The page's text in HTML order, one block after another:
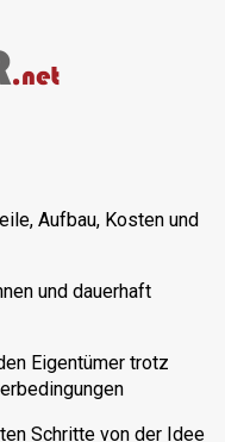
Aufbau, Kosten und
und dauerhaft
Eigentümer trotz
Schritte von der Idee